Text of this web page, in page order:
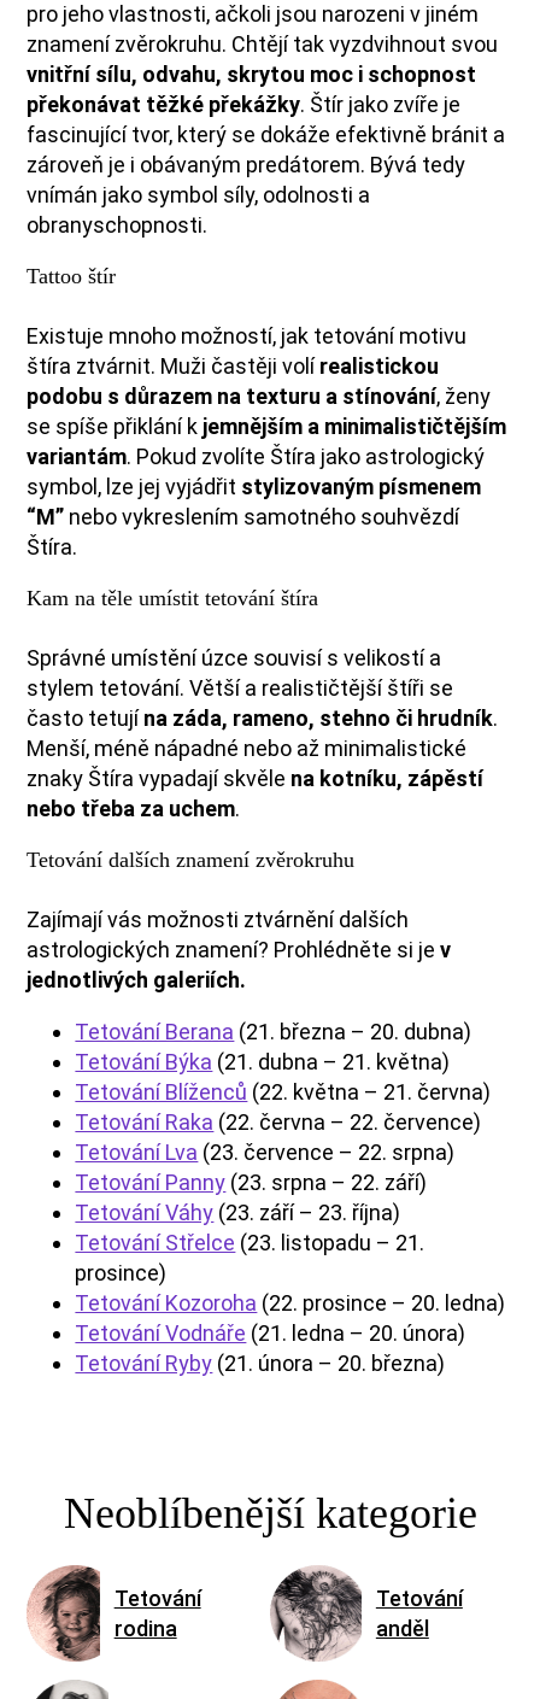
pro jeho vlastnosti, ačkoli jsou narozeni v jiném
znamení zvěrokruhu. Chtějí tak vyzdvihnout svou
vnitřní sílu, odvahu, skrytou moc i schopnost
překonávat těžké překážky. Štír jako zvíře je
fascinující tvor, který se dokáže efektivně bránit a
zároveň je i obávaným predátorem. Bývá tedy
vnímán jako symbol síly, odolnosti a
obranyschopnosti.
Tattoo štír
Existuje mnoho možností, jak tetování motivu
štíra ztvárnit. Muži častěji volírealistickou
podobu s důrazem na texturu a stínování, ženy
se spíše přiklání k jemnějším a minimalističtějším
variantám. Pokud zvolíte Štíra jako astrologický
symbol, lze jej vyjádřit stylizovaným písmenem
“M” nebo vykreslením samotného souhvězdí
Štíra.
Kam na těle umístit tetování štíra
Správné umístění úzce souvisí s velikostí a
stylem tetování. Větší a realističtější štíři se
často tetujína záda, rameno, stehno či hrudník.
Menší, méně nápadné nebo až minimalistické
znaky Štíra vypadají skvěle na kotníku, zápěstí
nebo třeba za uchem.
Tetování dalších znamení zvěrokruhu
Zajímají vás možnosti ztvárnění dalších
astrologických znamení? Prohlédněte si jev
jednotlivých galeriích.
Tetování Berana (21. března – 20. dubna)
Tetování Býka (21. dubna – 21. května)
Tetování Blíženců (22. května – 21. června)
Tetování Raka (22. června – 22. července)
Tetování Lva (23. července – 22. srpna)
Tetování Panny (23. srpna – 22. září)
Tetování Váhy (23. září – 23. října)
Tetování Střelce (23. listopadu – 21.
prosince)
Tetování Kozoroha (22. prosince – 20. ledna)
Tetování Vodnáře (21. ledna – 20. února)
Tetování Ryby (21. února – 20. března)
Neoblíbenější kategorie
Tetování
rodina
Tetování
anděl